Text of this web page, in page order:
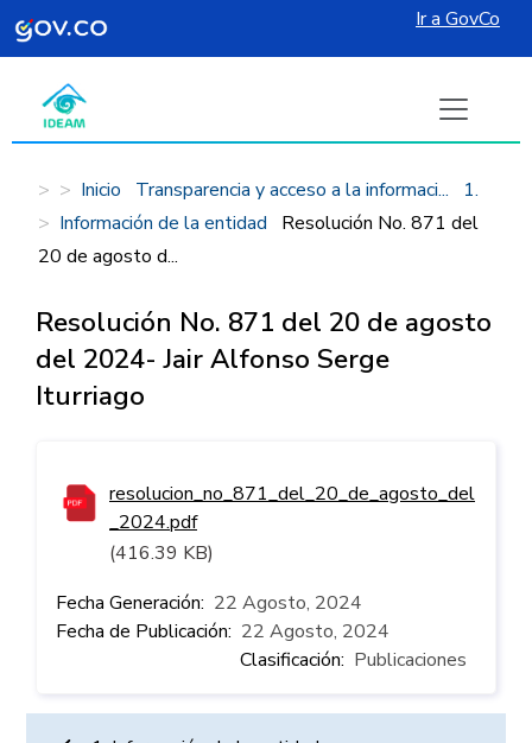
Pasar al contenido principal Ir a GovCo
Inicio Transparencia y acceso a la informaci...
1.
Información de la entidad
Resolución No. 871 del
20 de agosto d...
Resolución No. 871 del 20 de agosto
del 2024- Jair Alfonso Serge
Iturriago
resolucion_no_871_del_20_de_agosto_del
_2024.pdf
(416.39 KB)
Fecha Generación 22 Agosto, 2024
Fecha de Publicación 22 Agosto, 2024
Clasificación Publicaciones